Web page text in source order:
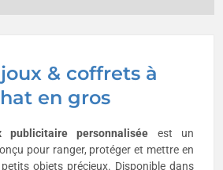
& coffrets à
en gros
personnalisée est un
pour ranger, protéger et mettre en
objets précieux. Disponible dans